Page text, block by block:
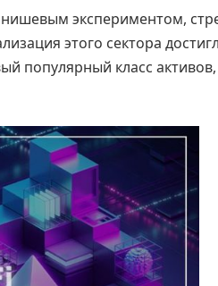
экспериментом,
этого сектора
популярный класс